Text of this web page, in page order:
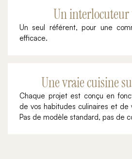
Un
Un seul référent, pour une
efficace.
Une vraie cuisine
Chaque projet est conçu en
de vos habitudes culinaires et de
Pas de modèle standard, pas de